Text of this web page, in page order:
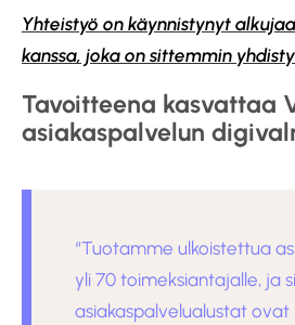
Yhteistyö on käynnistynyt
kanssa, joka on sittemmin
Tavoitteena kasvattaa
asiakaspalvelun
“Tuotamme ulkoistettua
yli 70 toimeksiantajalle, ja
asiakaspalvelualustat ovat